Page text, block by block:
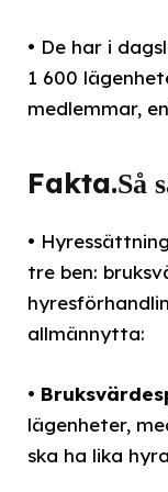
• De har i
1 600
medlemmar,
Fakta.Så
•
tre ben:
allmännytta:
•
lägenheter,
ska ha lika